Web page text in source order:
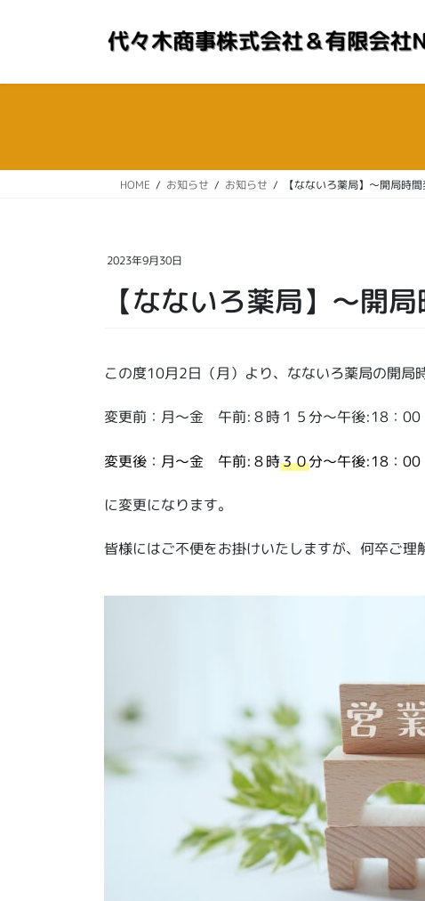
HOME お知らせ お知らせ 【なないろ薬局】～開局時
2023年9月30日
【なないろ薬局】～開
この度10月2日（月）より、なないろ薬局の開局
変更前：月～金 午前:８時１５分～午後:18
変更後：月～金 午前:８時３０分～午後:18
に変更になります。
皆様にはご不便をお掛けいたしますが、何卒ご理